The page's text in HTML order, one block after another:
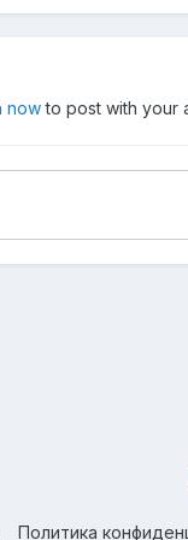
nowto post with your
Политика